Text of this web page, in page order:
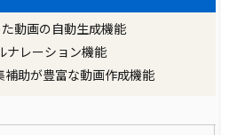
動画の自動生成機能
ナレーション機能
助が豊富な動画作成機能